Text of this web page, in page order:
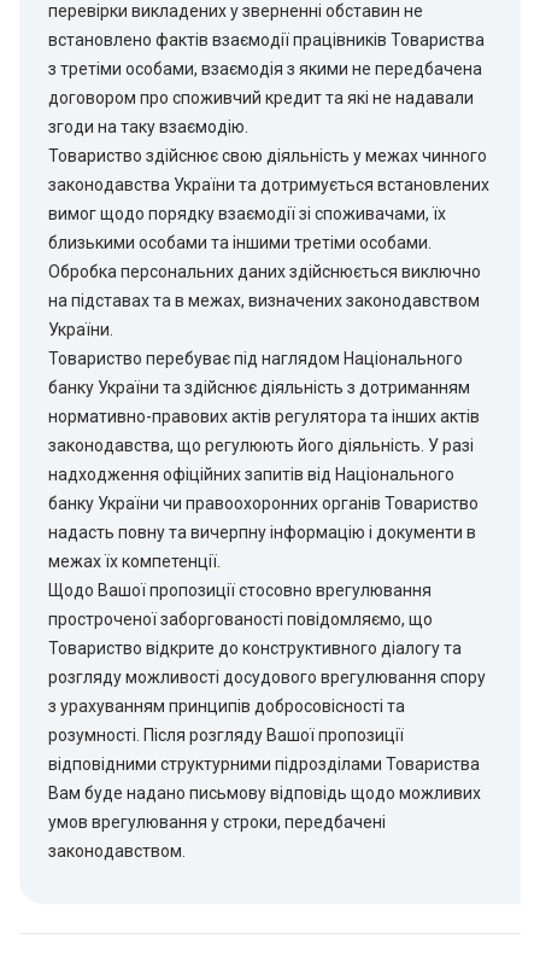
перевірки викладених у зверненні обставин не
встановлено фактів взаємодії працівників Товариства
з третіми особами, взаємодія з якими не передбачена
договором про споживчий кредит та які не надавали
згоди на таку взаємодію.
Товариство здійснює свою діяльність у межах чинного
законодавства України та дотримується встановлених
вимог щодо порядку взаємодії зі споживачами, їх
близькими особами та іншими третіми особами.
Обробка персональних даних здійснюється виключно
на підставах та в межах, визначених законодавством
України.
Товариство перебуває під наглядом Національного
банку України та здійснює діяльність з дотриманням
нормативно-правових актів регулятора та інших актів
законодавства, що регулюють його діяльність. У разі
надходження офіційних запитів від Національного
банку України чи правоохоронних органів Товариство
надасть повну та вичерпну інформацію і документи в
межах їх компетенції.
Щодо Вашої пропозиції стосовно врегулювання
простроченої заборгованості повідомляємо, що
Товариство відкрите до конструктивного діалогу та
розгляду можливості досудового врегулювання спору
з урахуванням принципів добросовісності та
розумності. Після розгляду Вашої пропозиції
відповідними структурними підрозділами Товариства
Вам буде надано письмову відповідь щодо можливих
умов врегулювання у строки, передбачені
законодавством.